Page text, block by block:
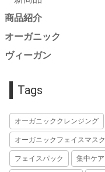
商品紹介
オーガニック
ヴィーガン
Tags
オーガニッククレンジング
オーガニックフェイスマスク
フェイスパック 集中ケア